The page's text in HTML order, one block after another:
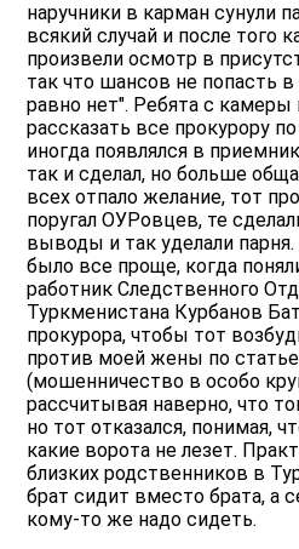
наручники в карман сунули
всякий случай и после того
произвели осмотр в
так что шансов не попасть
равно нет". Ребята с камеры
рассказать все прокурору
иногда появлялся в
так и сделал, но больше
всех отпало желание, тот
поругал ОУРовцев, те
выводы и так уделали
было все проще, когда
работник Следственного
Туркменистана Курбанов
прокурора, чтобы тот
против моей жены по
(мошенничество в особо
рассчитывая наверно, что
но тот отказался, понимая,
какие ворота не лезет.
близких родственников в
брат сидит вместо брата, а
кому-то же надо сидеть.